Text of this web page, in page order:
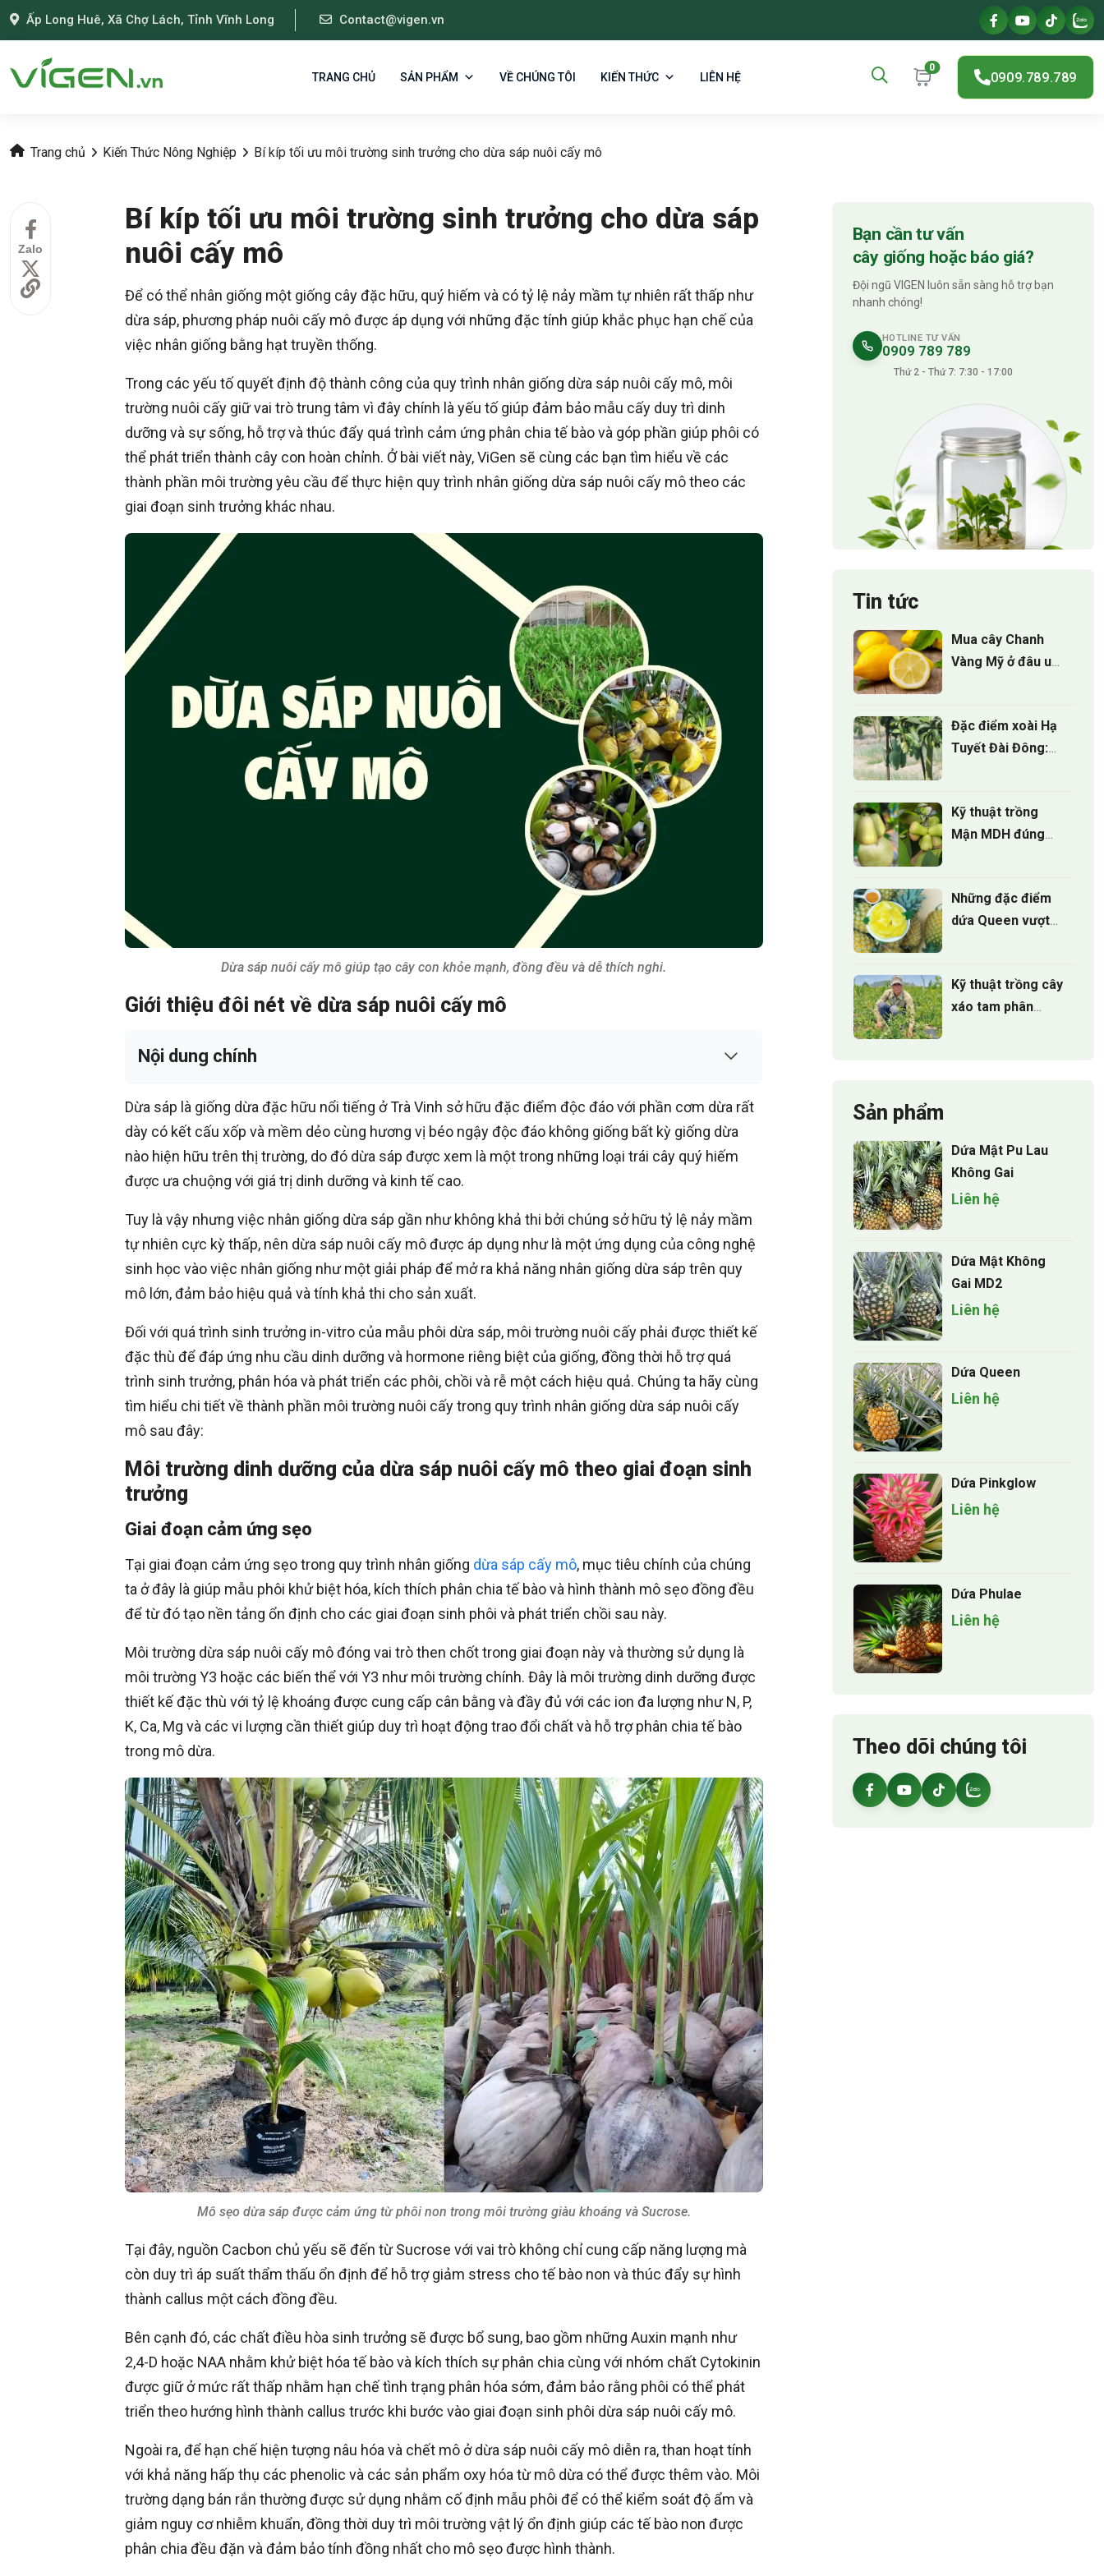
Ấp Long Huê, Xã Chợ Lách, Tỉnh Vĩnh Long Contact@vigen.vn
TRANG CHỦ SẢN PHẨM VỀ CHÚNG TÔI KIẾN THỨC LIÊN HỆ
0
0909.789.789
Trang chủ Kiến Thức Nông Nghiệp Bí kíp tối ưu môi trường sinh trưởng cho dừa sáp nuôi cấy mô
Zalo
Bí kíp tối ưu môi trường sinh trưởng cho dừa sáp
nuôi cấy mô
Để có thể nhân giống một giống cây đặc hữu, quý hiếm và có tỷ lệ nảy mầm tự nhiên rất thấp như
dừa sáp, phương pháp nuôi cấy mô được áp dụng với những đặc tính giúp khắc phục hạn chế của
việc nhân giống bằng hạt truyền thống.
Trong các yếu tố quyết định độ thành công của quy trình nhân giống dừa sáp nuôi cấy mô, môi
trường nuôi cấy giữ vai trò trung tâm vì đây chính là yếu tố giúp đảm bảo mẫu cấy duy trì dinh
dưỡng và sự sống, hỗ trợ và thúc đẩy quá trình cảm ứng phân chia tế bào và góp phần giúp phôi có
thể phát triển thành cây con hoàn chỉnh. Ở bài viết này, ViGen sẽ cùng các bạn tìm hiểu về các
thành phần môi trường yêu cầu để thực hiện quy trình nhân giống dừa sáp nuôi cấy mô theo các
giai đoạn sinh trưởng khác nhau.
Dừa sáp nuôi cấy mô giúp tạo cây con khỏe mạnh, đồng đều và dễ thích nghi.
Giới thiệu đôi nét về dừa sáp nuôi cấy mô
Nội dung chính
Dừa sáp là giống dừa đặc hữu nổi tiếng ở Trà Vinh sở hữu đặc điểm độc đáo với phần cơm dừa rất
dày có kết cấu xốp và mềm dẻo cùng hương vị béo ngậy độc đáo không giống bất kỳ giống dừa
nào hiện hữu trên thị trường, do đó dừa sáp được xem là một trong những loại trái cây quý hiếm
được ưa chuộng với giá trị dinh dưỡng và kinh tế cao.
Tuy là vậy nhưng việc nhân giống dừa sáp gần như không khả thi bởi chúng sở hữu tỷ lệ nảy mầm
tự nhiên cực kỳ thấp, nên dừa sáp nuôi cấy mô được áp dụng như là một ứng dụng của công nghệ
sinh học vào việc nhân giống như một giải pháp để mở ra khả năng nhân giống dừa sáp trên quy
mô lớn, đảm bảo hiệu quả và tính khả thi cho sản xuất.
Đối với quá trình sinh trưởng in-vitro của mẫu phôi dừa sáp, môi trường nuôi cấy phải được thiết kế
đặc thù để đáp ứng nhu cầu dinh dưỡng và hormone riêng biệt của giống, đồng thời hỗ trợ quá
trình sinh trưởng, phân hóa và phát triển các phôi, chồi và rễ một cách hiệu quả. Chúng ta hãy cùng
tìm hiểu chi tiết về thành phần môi trường nuôi cấy trong quy trình nhân giống dừa sáp nuôi cấy
mô sau đây:
Môi trường dinh dưỡng của dừa sáp nuôi cấy mô theo giai đoạn sinh
trưởng
Giai đoạn cảm ứng sẹo
Tại giai đoạn cảm ứng sẹo trong quy trình nhân giống dừa sáp cấy mô, mục tiêu chính của chúng
ta ở đây là giúp mẫu phôi khử biệt hóa, kích thích phân chia tế bào và hình thành mô sẹo đồng đều
để từ đó tạo nền tảng ổn định cho các giai đoạn sinh phôi và phát triển chồi sau này.
Môi trường dừa sáp nuôi cấy mô đóng vai trò then chốt trong giai đoạn này và thường sử dụng là
môi trường Y3 hoặc các biến thể với Y3 như môi trường chính. Đây là môi trường dinh dưỡng được
thiết kế đặc thù với tỷ lệ khoáng được cung cấp cân bằng và đầy đủ với các ion đa lượng như N, P,
K, Ca, Mg và các vi lượng cần thiết giúp duy trì hoạt động trao đổi chất và hỗ trợ phân chia tế bào
trong mô dừa.
Mô sẹo dừa sáp được cảm ứng từ phôi non trong môi trường giàu khoáng và Sucrose.
Tại đây, nguồn Cacbon chủ yếu sẽ đến từ Sucrose với vai trò không chỉ cung cấp năng lượng mà
còn duy trì áp suất thẩm thấu ổn định để hỗ trợ giảm stress cho tế bào non và thúc đẩy sự hình
thành callus một cách đồng đều.
Bên cạnh đó, các chất điều hòa sinh trưởng sẽ được bổ sung, bao gồm những Auxin mạnh như
2,4-D hoặc NAA nhằm khử biệt hóa tế bào và kích thích sự phân chia cùng với nhóm chất Cytokinin
được giữ ở mức rất thấp nhằm hạn chế tình trạng phân hóa sớm, đảm bảo rằng phôi có thể phát
triển theo hướng hình thành callus trước khi bước vào giai đoạn sinh phôi dừa sáp nuôi cấy mô.
Ngoài ra, để hạn chế hiện tượng nâu hóa và chết mô ở dừa sáp nuôi cấy mô diễn ra, than hoạt tính
với khả năng hấp thụ các phenolic và các sản phẩm oxy hóa từ mô dừa có thể được thêm vào. Môi
trường dạng bán rắn thường được sử dụng nhằm cố định mẫu phôi để có thể kiểm soát độ ẩm và
giảm nguy cơ nhiễm khuẩn, đồng thời duy trì môi trường vật lý ổn định giúp các tế bào non được
phân chia đều đặn và đảm bảo tính đồng nhất cho mô sẹo được hình thành.
Bạn cần tư vấn
cây giống hoặc báo giá?
Đội ngũ VIGEN luôn sẵn sàng hỗ trợ bạn
nhanh chóng!
HOTLINE TƯ VẤN
0909 789 789
Thứ 2 - Thứ 7: 7:30 - 17:00
Tin tức
Mua cây Chanh
Vàng Mỹ ở đâu uy
Đặc điểm xoài Hạ
Tuyết Đài Đông:
Kỹ thuật trồng
Mận MDH đúng
Những đặc điểm
dứa Queen vượt
Kỹ thuật trồng cây
xáo tam phân
Sản phẩm
Dứa Mật Pu Lau
Không Gai
Liên hệ
Dứa Mật Không
Gai MD2
Liên hệ
Dứa Queen
Liên hệ
Dứa Pinkglow
Liên hệ
Dứa Phulae
Liên hệ
Theo dõi chúng tôi